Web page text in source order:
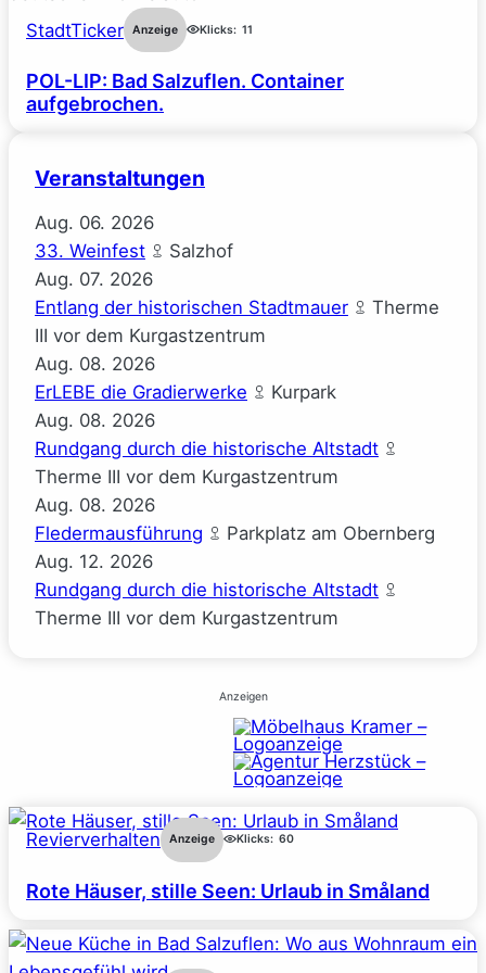
StadtTicker Anzeige Klicks: 11
POL-LIP: Bad Salzuflen. Container
aufgebrochen.
Veranstaltungen
Aug. 06. 2026
33. Weinfest
Salzhof
Aug. 07. 2026
Entlang der historischen Stadtmauer
Therme
III vor dem Kurgastzentrum
Aug. 08. 2026
ErLEBE die Gradierwerke
Kurpark
Aug. 08. 2026
Rundgang durch die historische Altstadt
Therme III vor dem Kurgastzentrum
Aug. 08. 2026
Fledermausführung
Parkplatz am Obernberg
Aug. 12. 2026
Rundgang durch die historische Altstadt
Therme III vor dem Kurgastzentrum
Anzeigen
Revierverhalten Anzeige Klicks: 60
Rote Häuser, stille Seen: Urlaub in Småland